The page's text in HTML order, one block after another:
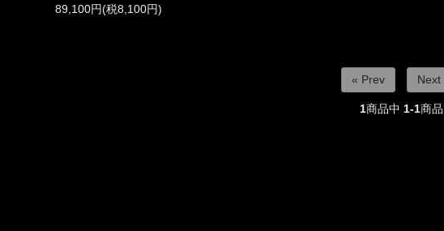
89,100円(税8,100円)
« Prev Next
1商品中 1-1商品